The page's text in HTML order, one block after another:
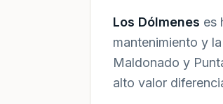
Los Dólmenes es
mantenimiento y
Maldonado y
alto valor